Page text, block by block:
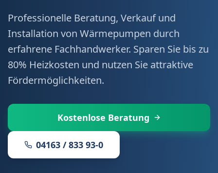
Professionelle Beratung, Verkauf und
Installation von Wärmepumpen durch
erfahrene Fachhandwerker. Sparen Sie bis zu
80% Heizkosten und nutzen Sie attraktive
Fördermöglichkeiten.
Kostenlose Beratung
04163 / 833 93-0